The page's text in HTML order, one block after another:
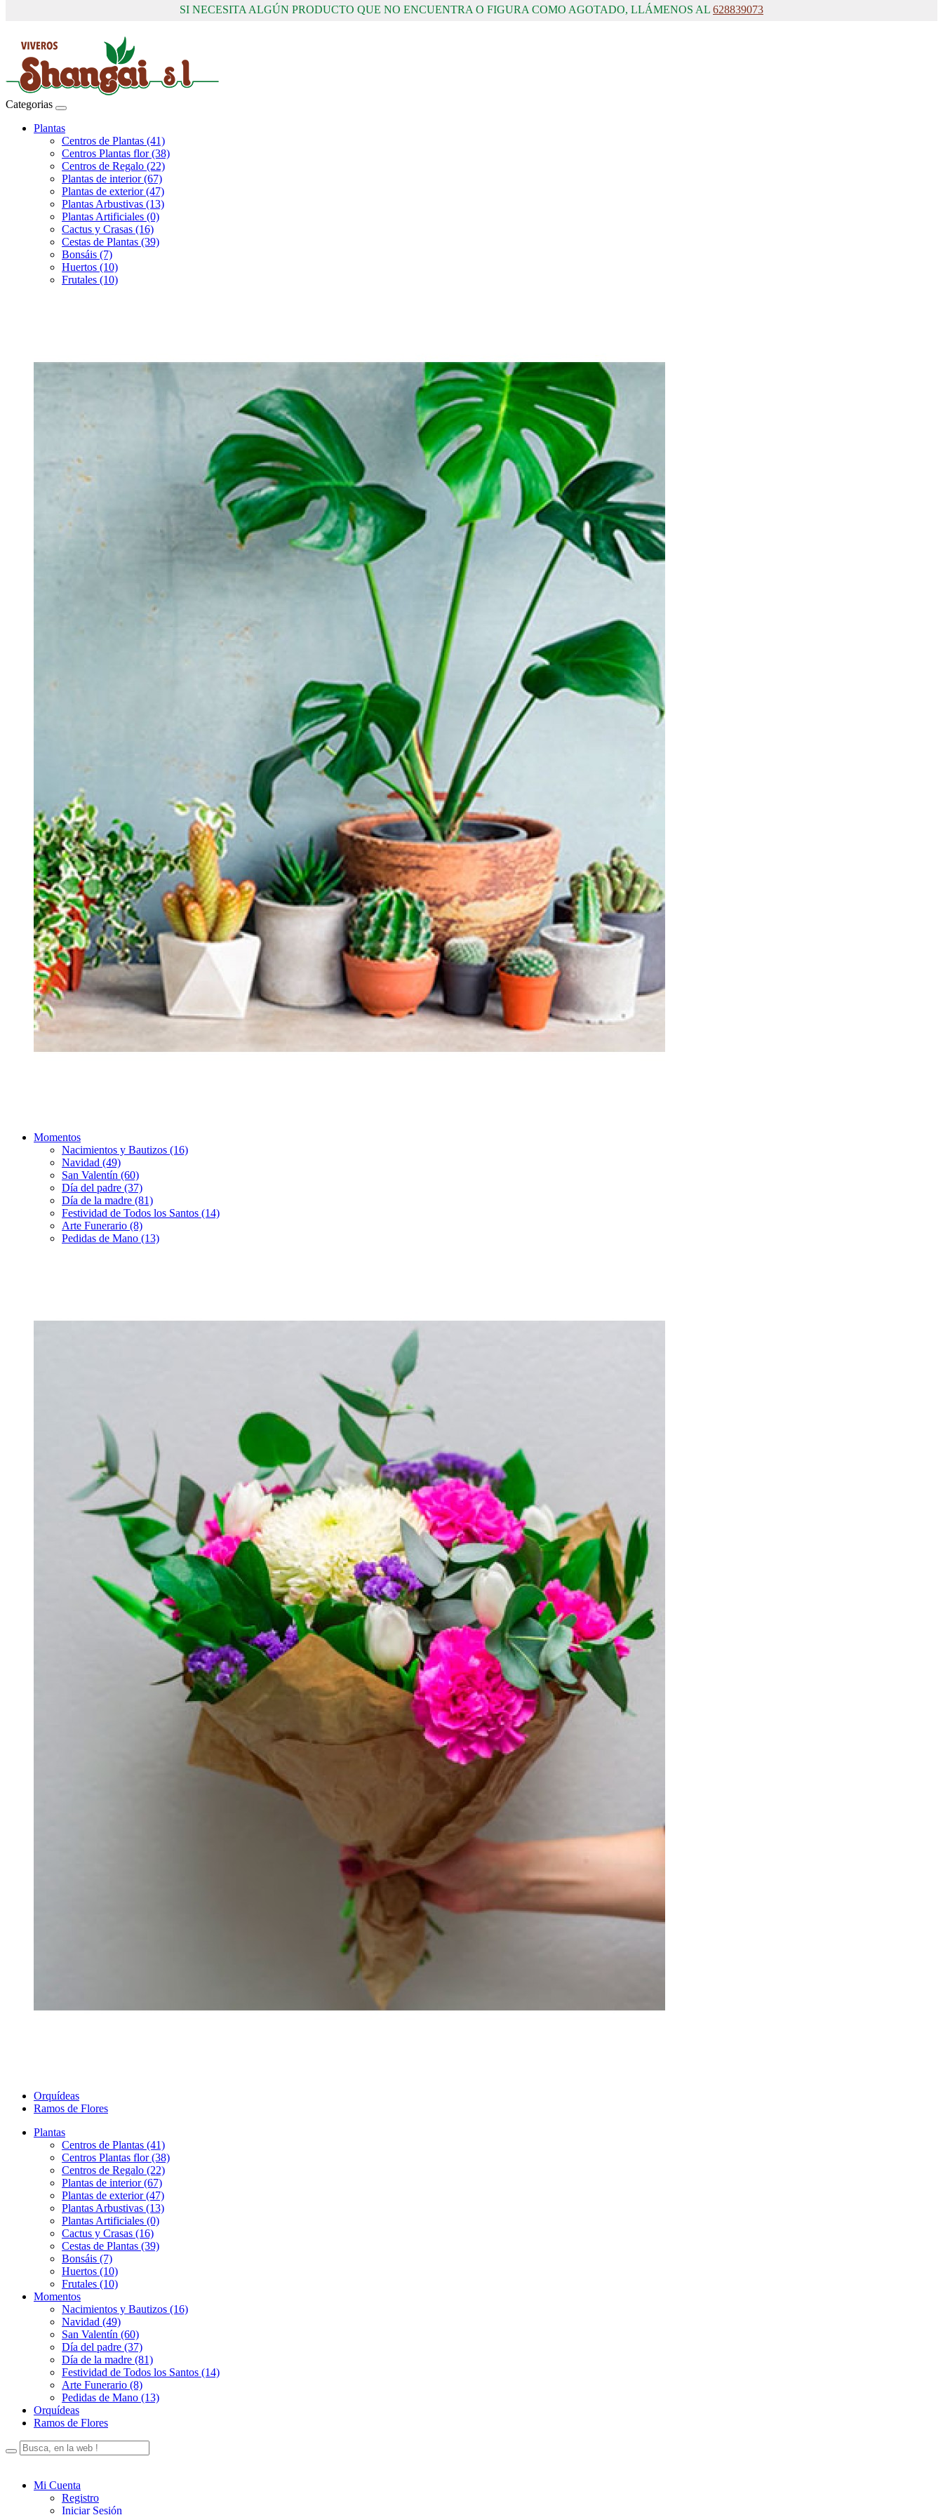
SI NECESITA ALGÚN PRODUCTO QUE NO ENCUENTRA O FIGURA COMO AGOTADO, LLÁMENOS AL 628839073
Categorias
Plantas
Centros de Plantas (41)
Centros Plantas flor (38)
Centros de Regalo (22)
Plantas de interior (67)
Plantas de exterior (47)
Plantas Arbustivas (13)
Plantas Artificiales (0)
Cactus y Crasas (16)
Cestas de Plantas (39)
Bonsáis (7)
Huertos (10)
Frutales (10)
Momentos
Nacimientos y Bautizos (16)
Navidad (49)
San Valentín (60)
Día del padre (37)
Día de la madre (81)
Festividad de Todos los Santos (14)
Arte Funerario (8)
Pedidas de Mano (13)
Orquídeas
Ramos de Flores
Plantas
Centros de Plantas (41)
Centros Plantas flor (38)
Centros de Regalo (22)
Plantas de interior (67)
Plantas de exterior (47)
Plantas Arbustivas (13)
Plantas Artificiales (0)
Cactus y Crasas (16)
Cestas de Plantas (39)
Bonsáis (7)
Huertos (10)
Frutales (10)
Momentos
Nacimientos y Bautizos (16)
Navidad (49)
San Valentín (60)
Día del padre (37)
Día de la madre (81)
Festividad de Todos los Santos (14)
Arte Funerario (8)
Pedidas de Mano (13)
Orquídeas
Ramos de Flores
Mi Cuenta
Registro
Iniciar Sesión